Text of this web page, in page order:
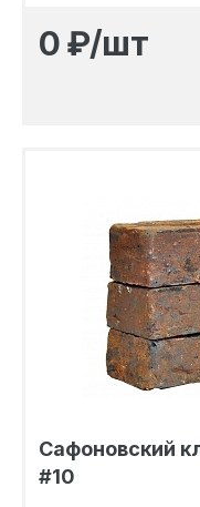
0₽/шт
Сафоновский
#10